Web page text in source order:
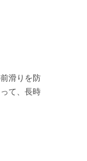
滑りを防
て、長時